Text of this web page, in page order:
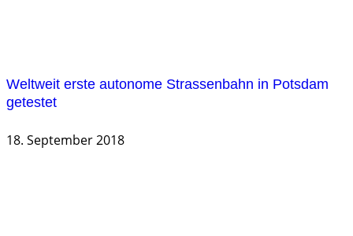
Weltweit erste autonome Strassenbahn in Potsdam
getestet
18. September 2018